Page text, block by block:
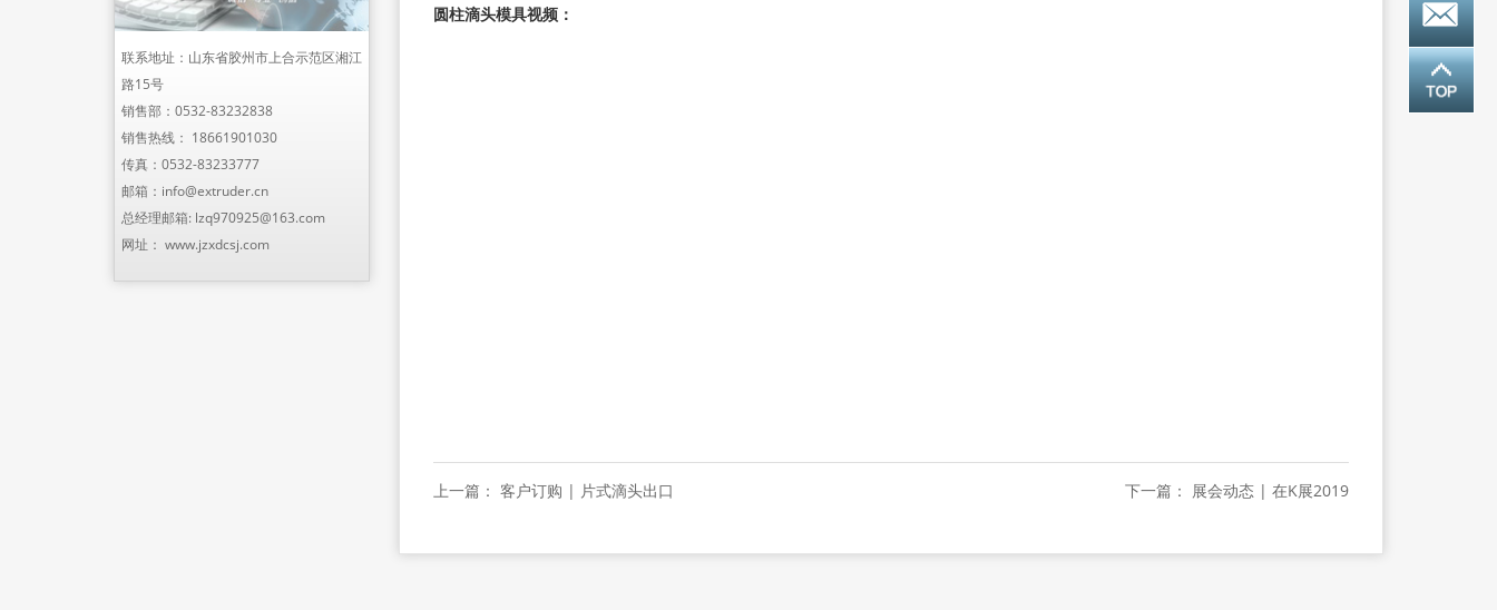
圆柱滴头模具视频：
上一篇： 客户订购 | 片式滴头出口 下一篇： 展会动态 | 在K展2019
联系地址：山东省胶州市上合示范区湘江
路15号
销售部： 0532-83232838
销售热线： 18661901030
传真：0532-83233777
邮箱： info@extruder.cn
总经理邮箱: lzq970925@163.com
网址： www.jzxdcsj.com